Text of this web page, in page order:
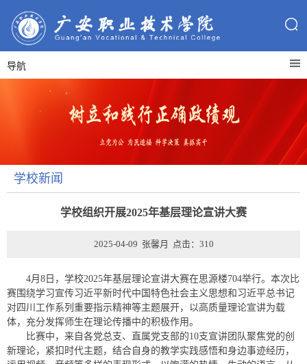
导航
学校新闻
学校组织开展2025年基层理论宣讲大赛
2025-04-09 张馨月 点击： 310
4月8日，学校2025年基层理论宣讲大赛在思源楼704举行。本次比
赛围绕学习宣传习近平新时代中国特色社会主义思想和习近平总书记
对四川工作系列重要指示精神等主题展开，以高质量理论宣讲为载
体，充分发挥师生在理论传播中的积极作用。
比赛中，来自各党总支、直属党支部的10支宣讲团队聚焦党的创
新理论，紧扣时代主题，结合自身的教学实践感悟和身边事迹经历，